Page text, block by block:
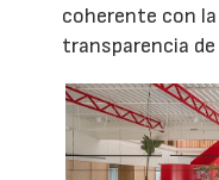
coherente con
transparencia de